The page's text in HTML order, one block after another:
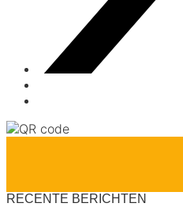
RECENTE BERICHTEN